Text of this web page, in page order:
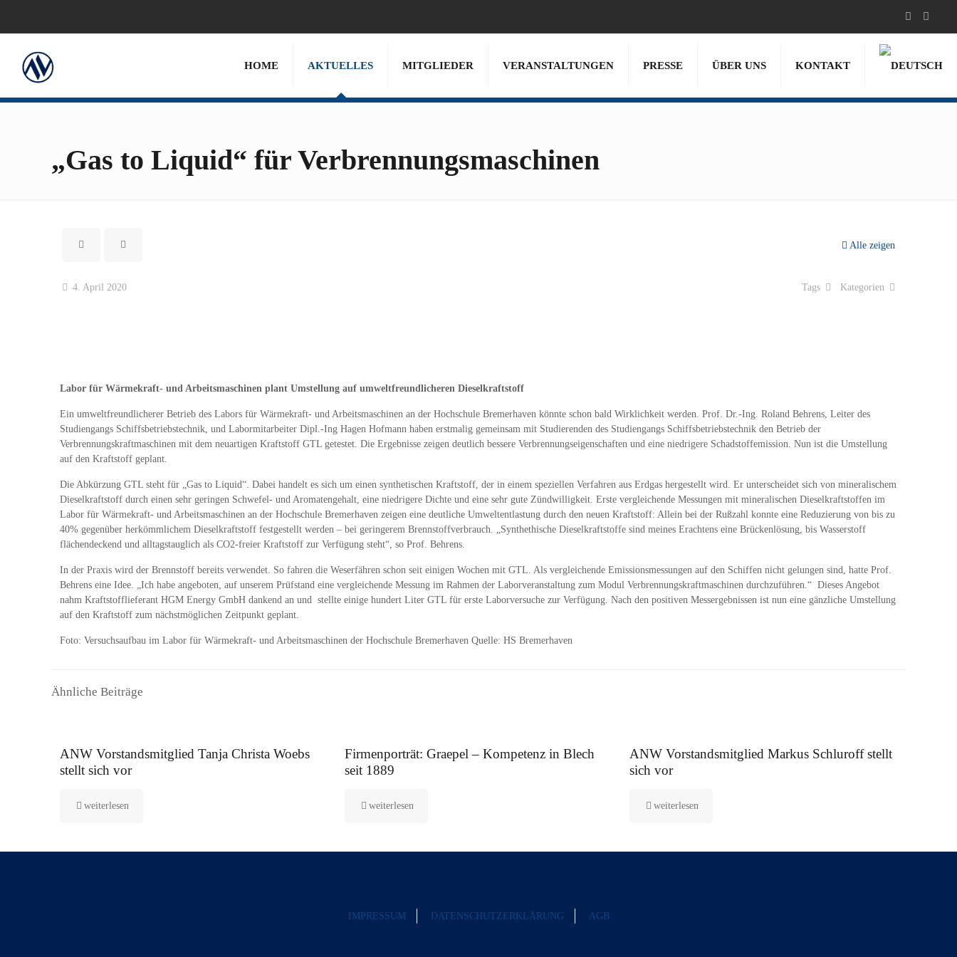
HOME AKTUELLES MITGLIEDER VERANSTALTUNGEN PRESSE ÜBER UNS KONTAKT
„Gas to Liquid“ für Verbrennungsmaschinen
Alle zeigen
4. April 2020 Kategorien
Tags
Labor für Wärmekraft- und Arbeitsmaschinen plant Umstellung auf umweltfreundlicheren Dieselkraftstoff
Ein umweltfreundlicherer Betrieb des Labors für Wärmekraft- und Arbeitsmaschinen an der Hochschule Bremerhaven könnte schon bald Wirklichkeit werden. Prof. Dr.-Ing. Roland Behrens, Leiter des
Studiengangs Schiffsbetriebstechnik, und Labormitarbeiter Dipl.-Ing Hagen Hofmann haben erstmalig gemeinsam mit Studierenden des Studiengangs Schiffsbetriebstechnik den Betrieb der
Verbrennungskraftmaschinen mit dem neuartigen Kraftstoff GTL getestet. Die Ergebnisse zeigen deutlich bessere Verbrennungseigenschaften und eine niedrigere Schadstoffemission. Nun ist die Umstellung
auf den Kraftstoff geplant.
Die Abkürzung GTL steht für „Gas to Liquid“. Dabei handelt es sich um einen synthetischen Kraftstoff, der in einem speziellen Verfahren aus Erdgas hergestellt wird. Er unterscheidet sich von mineralischem
Dieselkraftstoff durch einen sehr geringen Schwefel- und Aromatengehalt, eine niedrigere Dichte und eine sehr gute Zündwilligkeit. Erste vergleichende Messungen mit mineralischen Dieselkraftstoffen im
Labor für Wärmekraft- und Arbeitsmaschinen an der Hochschule Bremerhaven zeigen eine deutliche Umweltentlastung durch den neuen Kraftstoff: Allein bei der Rußzahl konnte eine Reduzierung von bis zu
40% gegenüber herkömmlichem Dieselkraftstoff festgestellt werden – bei geringerem Brennstoffverbrauch. „Synthethische Dieselkraftstoffe sind meines Erachtens eine Brückenlösung, bis Wasserstoff
flächendeckend und alltagstauglich als CO2-freier Kraftstoff zur Verfügung steht“, so Prof. Behrens.
In der Praxis wird der Brennstoff bereits verwendet. So fahren die Weserfähren schon seit einigen Wochen mit GTL. Als vergleichende Emissionsmessungen auf den Schiffen nicht gelungen sind, hatte Prof.
Behrens eine Idee. „Ich habe angeboten, auf unserem Prüfstand eine vergleichende Messung im Rahmen der Laborveranstaltung zum Modul Verbrennungskraftmaschinen durchzuführen.“ Dieses Angebot
nahm Kraftstofflieferant HGM Energy GmbH dankend an und stellte einige hundert Liter GTL für erste Laborversuche zur Verfügung. Nach den positiven Messergebnissen ist nun eine gänzliche Umstellung
auf den Kraftstoff zum nächstmöglichen Zeitpunkt geplant.
Foto: Versuchsaufbau im Labor für Wärmekraft- und Arbeitsmaschinen der Hochschule Bremerhaven Quelle: HS Bremerhaven
Ähnliche Beiträge
ANW Vorstandsmitglied Tanja Christa Woebs
stellt sich vor
weiterlesen
Firmenporträt: Graepel – Kompetenz in Blech
seit 1889
weiterlesen
ANW Vorstandsmitglied Markus Schluroff stellt
sich vor
weiterlesen
IMPRESSUM DATENSCHUTZERKLÄRUNG AGB